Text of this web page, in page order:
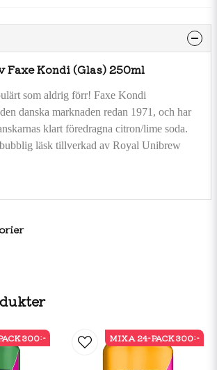
300:- MIXA 24-PACK 300:-
Faxe Kondi (Glas) 250ml
som aldrig förr! Faxe Kondi
danska marknaden redan 1971, och har
klart föredragna citron/lime soda.
läsk tillverkad av Royal Unibrew